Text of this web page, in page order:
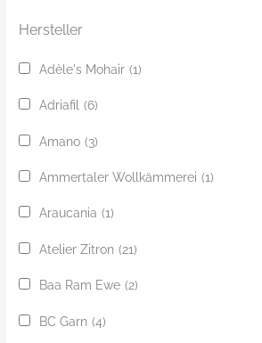
Hersteller
Adèle's Mohair (1)
Adriafil (6)
Amano (3)
Ammertaler Wollkämmerei (1)
Araucania (1)
Atelier Zitron (21)
Baa Ram Ewe (2)
BC Garn (4)